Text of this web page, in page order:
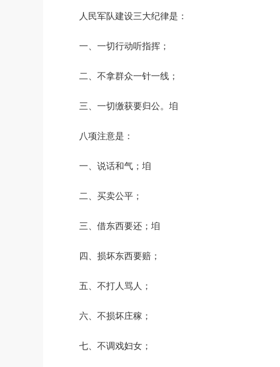
人民军队建设三大纪律是：
一、一切行动听指挥；
二、不拿群众一针一线；
三、一切缴获要归公。垍
八项注意是：
一、说话和气；垍
二、买卖公平；
三、借东西要还；垍
四、损坏东西要赔；
五、不打人骂人；
六、不损坏庄稼；
七、不调戏妇女；